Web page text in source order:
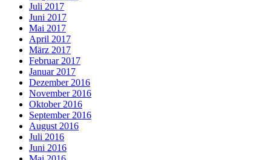
Juli 2017
Juni 2017
Mai 2017
April 2017
März 2017
Februar 2017
Januar 2017
Dezember 2016
November 2016
Oktober 2016
September 2016
August 2016
Juli 2016
Juni 2016